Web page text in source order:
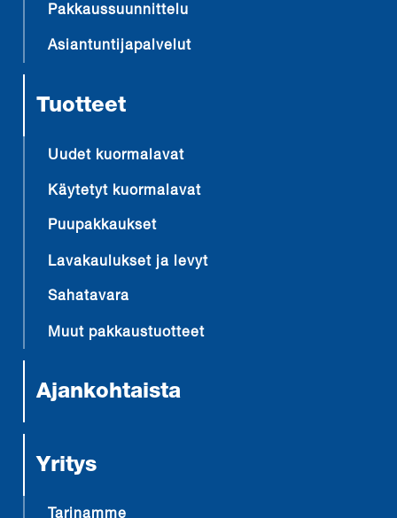
Pakkaussuunnittelu
Asiantuntijapalvelut
Tuotteet
Uudet kuormalavat
Käytetyt kuormalavat
Puupakkaukset
Lavakaulukset ja levyt
Sahatavara
Muut pakkaustuotteet
Ajankohtaista
Yritys